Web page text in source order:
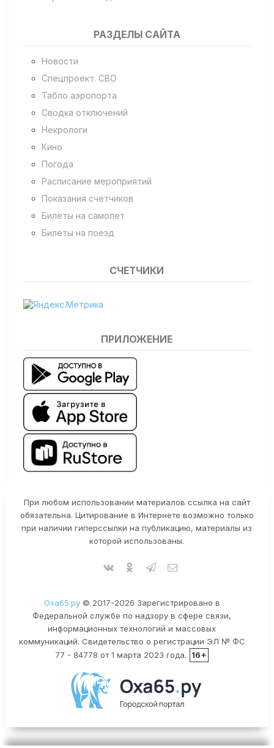
РАЗДЕЛЫ САЙТА
Новости
Спецпроект. СВО
Табло аэропорта
Сводка отключений
Некрологи
Кино
Погода
Расписание мероприятий
Показания счетчиков
Билеты на самолет
Билеты на поезд
СЧЕТЧИКИ
ПРИЛОЖЕНИЕ
При любом использовании материалов ссылка на сайт
обязательна. Цитирование в Интернете возможно только
при наличии гиперссылки на публикацию, материалы из
которой использованы.
Оха65.ру© 2017-2026 Зарегистрировано в
Федеральной службе по надзору в сфере связи,
информационных технологий и массовых
коммуникаций. Свидетельство о регистрации ЭЛ № ФС
77 - 84778 от 1 марта 2023 года.
16+